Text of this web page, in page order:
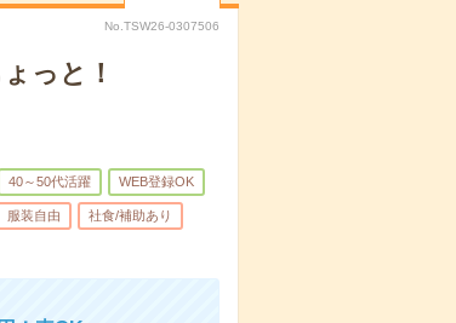
No.TSW26-0307506
っと！
40～50代活躍 WEB登録OK
服装自由 社食/補助あり